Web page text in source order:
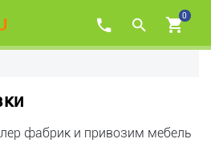
0
фабрик и привозим мебель